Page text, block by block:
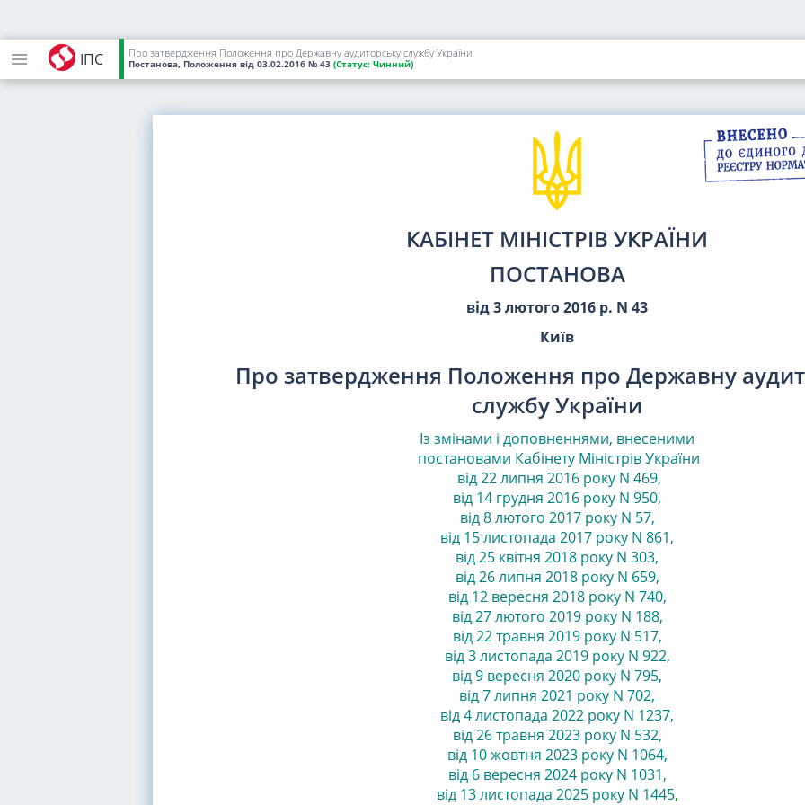
ІПС Про затвердження Положення про Державну аудиторську службу України
Постанова, Положення від 03.02.2016 № 43 (Статус: Чинний)
КАБІНЕТ МІНІСТРІВ УКРАЇНИ
ПОСТАНОВА
від 3 лютого 2016 р. N 43
Київ
Про затвердження Положення про Державну
службу України
Із змінами і доповненнями, внесеними
постановами Кабінету Міністрів України
від 22 липня 2016 року N 469,
від 14 грудня 2016 року N 950,
від 8 лютого 2017 року N 57,
від 15 листопада 2017 року N 861,
від 25 квітня 2018 року N 303,
від 26 липня 2018 року N 659,
від 12 вересня 2018 року N 740,
від 27 лютого 2019 року N 188,
від 22 травня 2019 року N 517,
від 3 листопада 2019 року N 922,
від 9 вересня 2020 року N 795,
від 7 липня 2021 року N 702,
від 4 листопада 2022 року N 1237,
від 26 травня 2023 року N 532,
від 10 жовтня 2023 року N 1064,
від 6 вересня 2024 року N 1031,
від 13 листопада 2025 року N 1445,